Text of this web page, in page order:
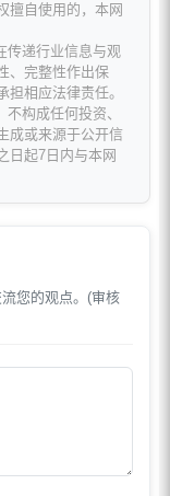
擅自使用的，本网
传递行业信息与观
、完整性作出保
相应法律责任。
构成任何投资、
成或来源于公开信
日起7日内与本网
您的观点。(审核